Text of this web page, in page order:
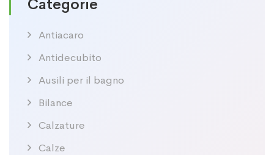
Categorie
Antiacaro
Antidecubito
Ausili per il bagno
Bilance
Calzature
Calze